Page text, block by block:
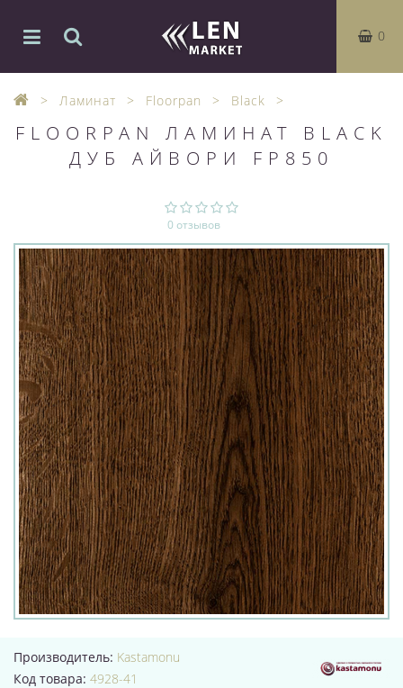
0
Ламинат Floorpan Black
FLOORPAN ЛАМИНАТ BLACK
ДУБ АЙВOРИ FP850
0 отзывов
Производитель: Kastamonu
Код товара: 4928-41